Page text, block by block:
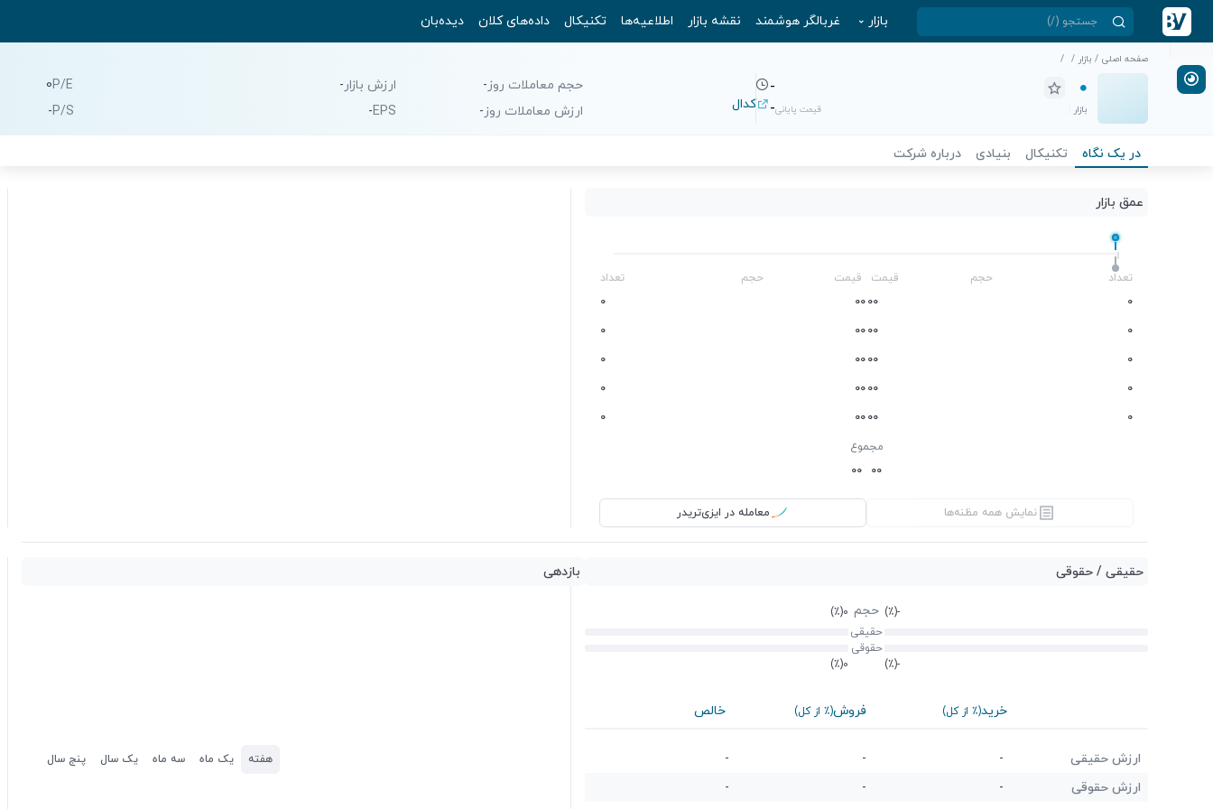
بازار غربالگر هوشمند نقشه بازار اطلاعیه‌ها تکنیکال داده‌های کلان دیده‌بان
صفحه اصلی / بازار /
/
-
بازار قیمت پایانی- کدال
حجم معاملات روز-
ارزش معاملات روز-
ارزش بازار-
EPS
-
P/E
0
P/S
-
در یک نگاه تکنیکال بنیادی درباره شرکت
عمق بازار
-
تعداد حجم قیمت قیمت حجم
تعداد
0
0
0
0
0
0
0
0
0
0
0
0
0
0
0
0
0
0
0
0
0
0
0
0
0
0
0
0
0
0
مجموع
0
0
0
0
نمایش همه مظنه‌ها معامله در ایزی‌تریدر
حقیقی / حقوقی
-(٪) حجم 0(٪)
حقیقی
حقوقی
-(٪) 0(٪)
خرید(٪ از کل) فروش(٪ از کل) خالص
ارزش حقیقی -
-
-
ارزش حقوقی
-
-
-
بازدهی
هفته یک ماه سه ماه یک سال پنج سال